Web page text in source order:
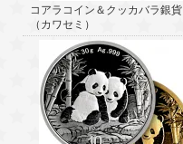
コアラコイン＆クッカバラ銀貨
（カワセミ）